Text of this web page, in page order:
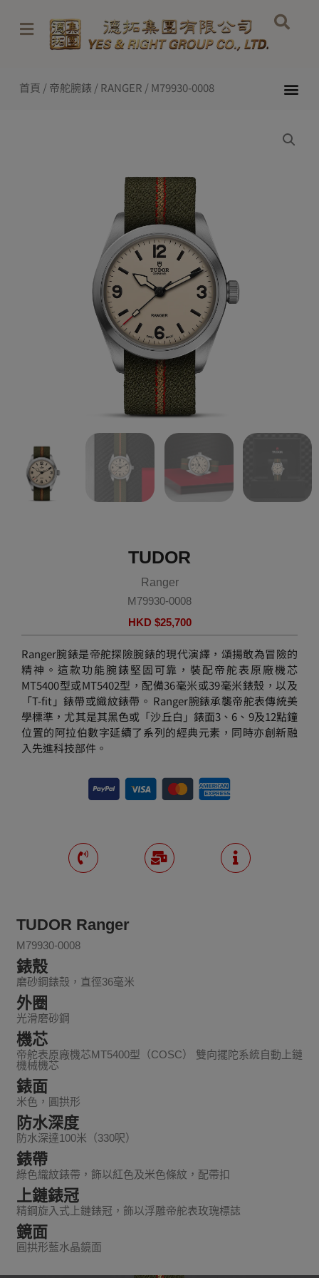
content
首頁 /帝舵腕錶 /RANGER / M79930-0008
TUDOR
Ranger
M79930-0008
HKD $25,700
Ranger腕錶是帝舵探險腕錶的現代演繹，頌揚敢為冒險的
精神。這款功能腕錶堅固可靠，裝配帝舵表原廠機芯
MT5400型或MT5402型，配備36毫米或39毫米錶殼，以及
「T-fit」錶帶或織紋錶帶。 Ranger腕錶承襲帝舵表傳統美
學標準，尤其是其黑色或「沙丘白」錶面3、6、9及12點鐘
位置的阿拉伯數字延續了系列的經典元素，同時亦創新融
入先進科技部件。
TUDOR Ranger
M79930-0008
錶殼
磨砂鋼錶殼，直徑36毫米
外圈
光滑磨砂鋼
機芯
帝舵表原廠機芯MT5400型（COSC） 雙向擺陀系統自動上鏈
機械機芯
錶面
米色，圓拱形
防水深度
防水深達100米（330呎）
錶帶
綠色織紋錶帶，飾以紅色及米色條紋，配帶扣
上鏈錶冠
精鋼旋入式上鏈錶冠，飾以浮雕帝舵表玫瑰標誌
鏡面
圓拱形藍水晶鏡面